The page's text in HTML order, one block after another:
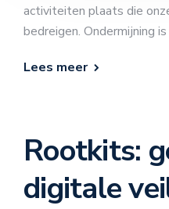
activiteiten plaats die
bedreigen. Ondermijning
Lees meer
Rootkits:
digitale